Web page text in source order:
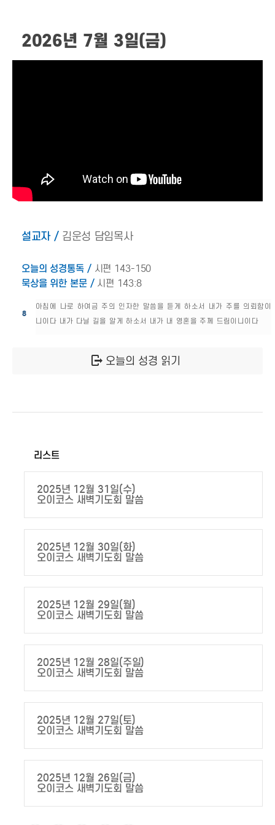
2026년 7월 3일(금)
설교자 /김운성 담임목사
오늘의 성경통독 /시편 143-150
묵상을 위한 본문 /시편 143:8
8
아침에 나로 하여금 주의 인자한 말씀을 듣게 하소서 내가 주를 의뢰함이
니이다 내가 다닐 길을 알게 하소서 내가 내 영혼을 주께 드림이니이다
오늘의 성경 읽기
리스트
2025년 12월 31일(수)
오이코스 새벽기도회 말씀
2025년 12월 30일(화)
오이코스 새벽기도회 말씀
2025년 12월 29일(월)
오이코스 새벽기도회 말씀
2025년 12월 28일(주일)
오이코스 새벽기도회 말씀
2025년 12월 27일(토)
오이코스 새벽기도회 말씀
2025년 12월 26일(금)
오이코스 새벽기도회 말씀